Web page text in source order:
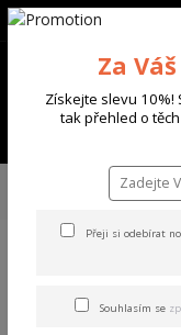
+420 702 136 620
T-Shirt steel/gray XL
Long Tail
Za
Získejte slevu 10%!
tak přehled o
Přeji si odebírat
Souhlasím se